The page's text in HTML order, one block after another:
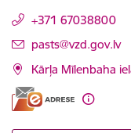
+371 67038800
E-pasts:
pasts@vzd.gov.lv
Kārļa Mīlenbaha